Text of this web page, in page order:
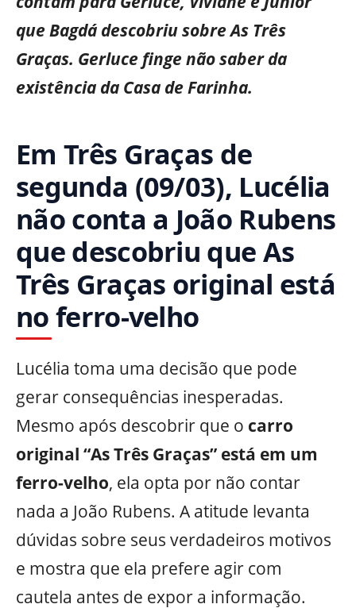
queBagdá descobriu sobre As Três
Graças. Gerluce finge não saber da
existência da Casa de Farinha.
Em Três Graças de
segunda (09/03), Lucélia
não conta a João Rubens
que descobriu que As
Três Graças original está
no ferro-velho
Lucélia toma uma decisão que pode
gerar consequências inesperadas.
Mesmo após descobrir que o carro
original “As Três Graças” está em um
ferro-velho, ela opta por não contar
nada a João Rubens. A atitude levanta
dúvidas sobre seus verdadeiros motivos
e mostra que ela prefere agir com
cautela antes de expor a informação.